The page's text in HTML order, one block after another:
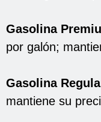
Gasolina
por galón;
Gasolina
mantiene su